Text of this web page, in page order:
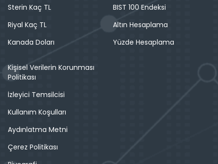
Sterin Kaç TL
Riyal Kaç TL
Kanada Doları
BIST 100 Endeksi
Altın Hesaplama
Yüzde Hesaplama
Kişisel Verilerin Korunması
Politikası
İzleyici Temsilcisi
Kullanım Koşulları
Aydınlatma Metni
Çerez Politikası